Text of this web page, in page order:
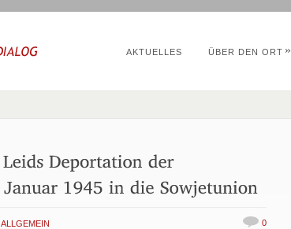
AKTUELLES ÜBER DEN ORT »
ALLGEMEIN 0